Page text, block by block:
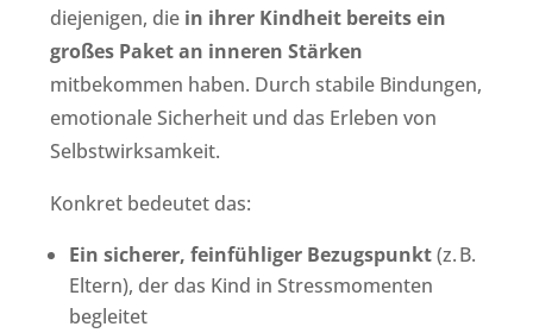
diejenigen, die in ihrer Kindheit bereits ein
großes Paket an inneren Stärken
mitbekommen haben. Durch stabile Bindungen,
emotionale Sicherheit und das Erleben von
Selbstwirksamkeit.
Konkret bedeutet das:
Ein sicherer, feinfühliger Bezugspunkt(z. B.
Eltern), der das Kind in Stressmomenten
begleitet